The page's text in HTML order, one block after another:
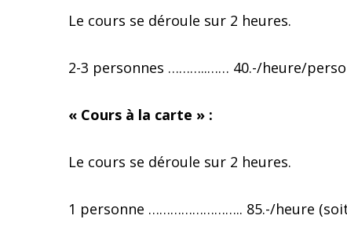
Le cours se déroule sur 2 heures.
2-3 personnes ………..…… 40.-/heure/
« Cours à la carte » :
Le cours se déroule sur 2 heures.
1 personne …………………….. 85.-/heure